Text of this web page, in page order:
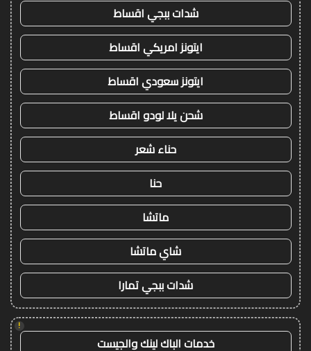
شدات ببجي اقساط
ايتونز امريكي اقساط
ايتونز سعودي اقساط
شحن يلا لودو اقساط
حناء شعر
حنا
ماتشا
شاي ماتشا
شدات ببجي تمارا
!
خدمات الباك لينك والجيست